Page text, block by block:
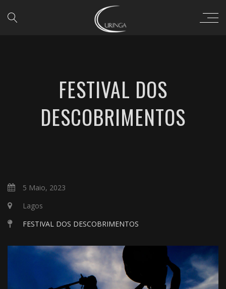
FESTIVAL DOS
DESCOBRIMENTOS
5 Maio, 2023
Lagos
FESTIVAL DOS DESCOBRIMENTOS